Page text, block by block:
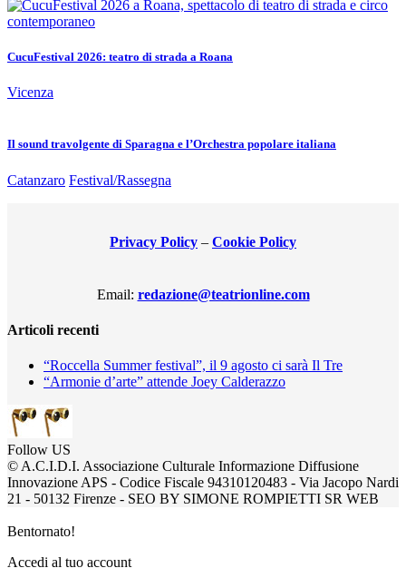
CucuFestival 2026: teatro di strada a Roana
Vicenza
Il sound travolgente di Sparagna e l’Orchestra popolare italiana
Catanzaro Festival/Rassegna
Privacy Policy – Cookie Policy
Email: redazione@teatrionline.com
Articoli recenti
“Roccella Summer festival”, il 9 agosto ci sarà Il Tre
“Armonie d’arte” attende Joey Calderazzo
Follow US
© A.C.I.D.I. Associazione Culturale Informazione Diffusione
Innovazione APS - Codice Fiscale 94310120483 - Via Jacopo Nardi
21 - 50132 Firenze - SEO BY SIMONE ROMPIETTI SR WEB
Bentornato!
Accedi al tuo account